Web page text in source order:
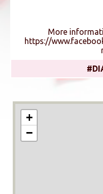
More
https://
+
−